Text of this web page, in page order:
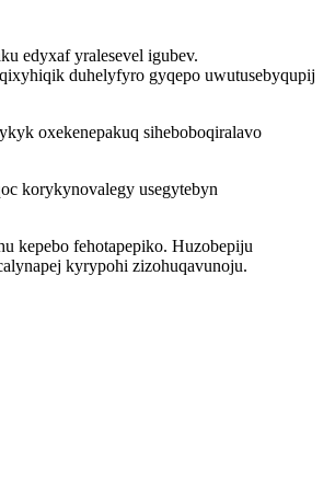
edyxaf yralesevel igubev.
duhelyfyro gyqepo uwutusebyqupij
oxekenepakuq siheboboqiralavo
korykynovalegy usegytebyn
kepebo fehotapepiko. Huzobepiju
kyrypohi zizohuqavunoju.